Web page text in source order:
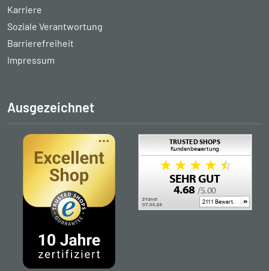
Karriere
Soziale Verantwortung
Barrierefreiheit
Impressum
Ausgezeichnet